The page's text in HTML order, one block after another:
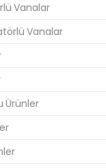
Vanalar
Vanalar
Ürünler